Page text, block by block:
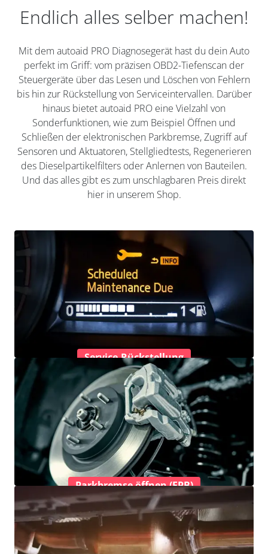
Endlich alles selber machen!
Mit dem autoaid PRO Diagnosegerät hast du dein Auto
perfekt im Griff: vom präzisen OBD2-Tiefenscan der
Steuergeräte über das Lesen und Löschen von Fehlern
bis hin zur Rückstellung von Serviceintervallen. Darüber
hinaus bietet autoaid PRO eine Vielzahl von
Sonderfunktionen, wie zum Beispiel Öffnen und
Schließen der elektronischen Parkbremse, Zugriff auf
Sensoren und Aktuatoren, Stellgliedtests, Regenerieren
des Dieselpartikelfilters oder Anlernen von Bauteilen.
Und das alles gibt es zum unschlagbaren Preis direkt
hier in unserem Shop.
Service-Rückstellung
Parkbremse öffnen (EPB)